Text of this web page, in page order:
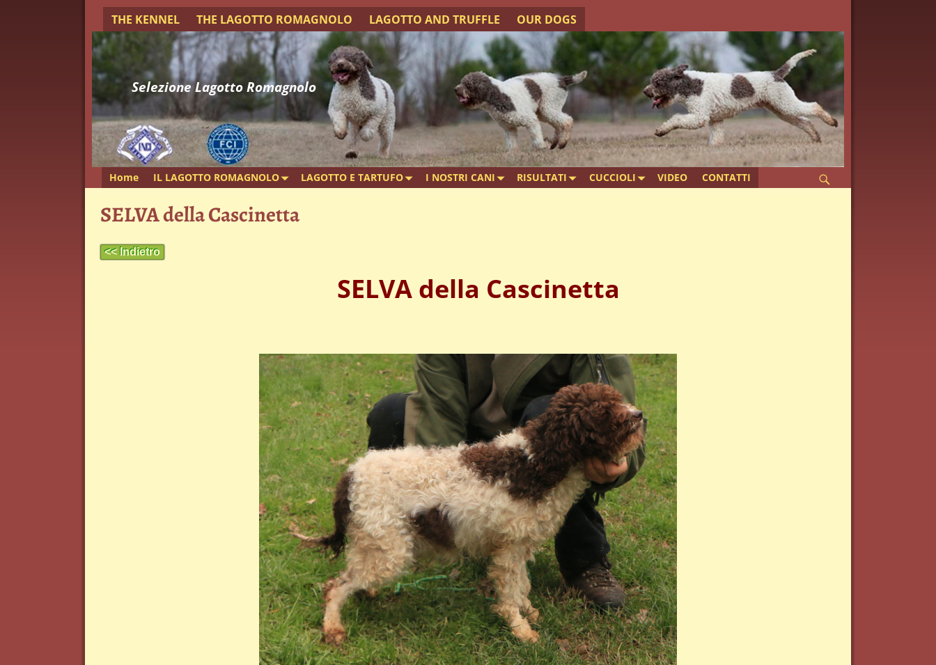
THE KENNEL THE LAGOTTO ROMAGNOLO LAGOTTO AND TRUFFLE OUR DOGS
Selezione Lagotto Romagnolo
Home IL LAGOTTO ROMAGNOLO LAGOTTO E TARTUFO I NOSTRI CANI RISULTATI CUCCIOLI VIDEO CONTATTI
SELVA della Cascinetta
<< Indietro
SELVA della Cascinetta